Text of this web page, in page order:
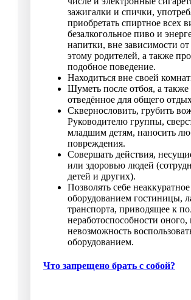
зажигалки и спички,
приобретать спиртное всех
безалкогольное пиво и
напитки, вне зависимости
этому родителей, а также
подобное поведение.
Находиться вне своей
Шуметь после отбоя, а также
отведённое для общего
Сквернословить, грубить
Руководителю группы,
младшим детям, наносить
повреждения.
Совершать действия,
или здоровью людей
детей и других).
Позволять себе
оборудованием гостиницы,
транспорта, приводящее к
неработоспособности оного,
невозможность
оборудованием.
Что запрещено брать с собой?